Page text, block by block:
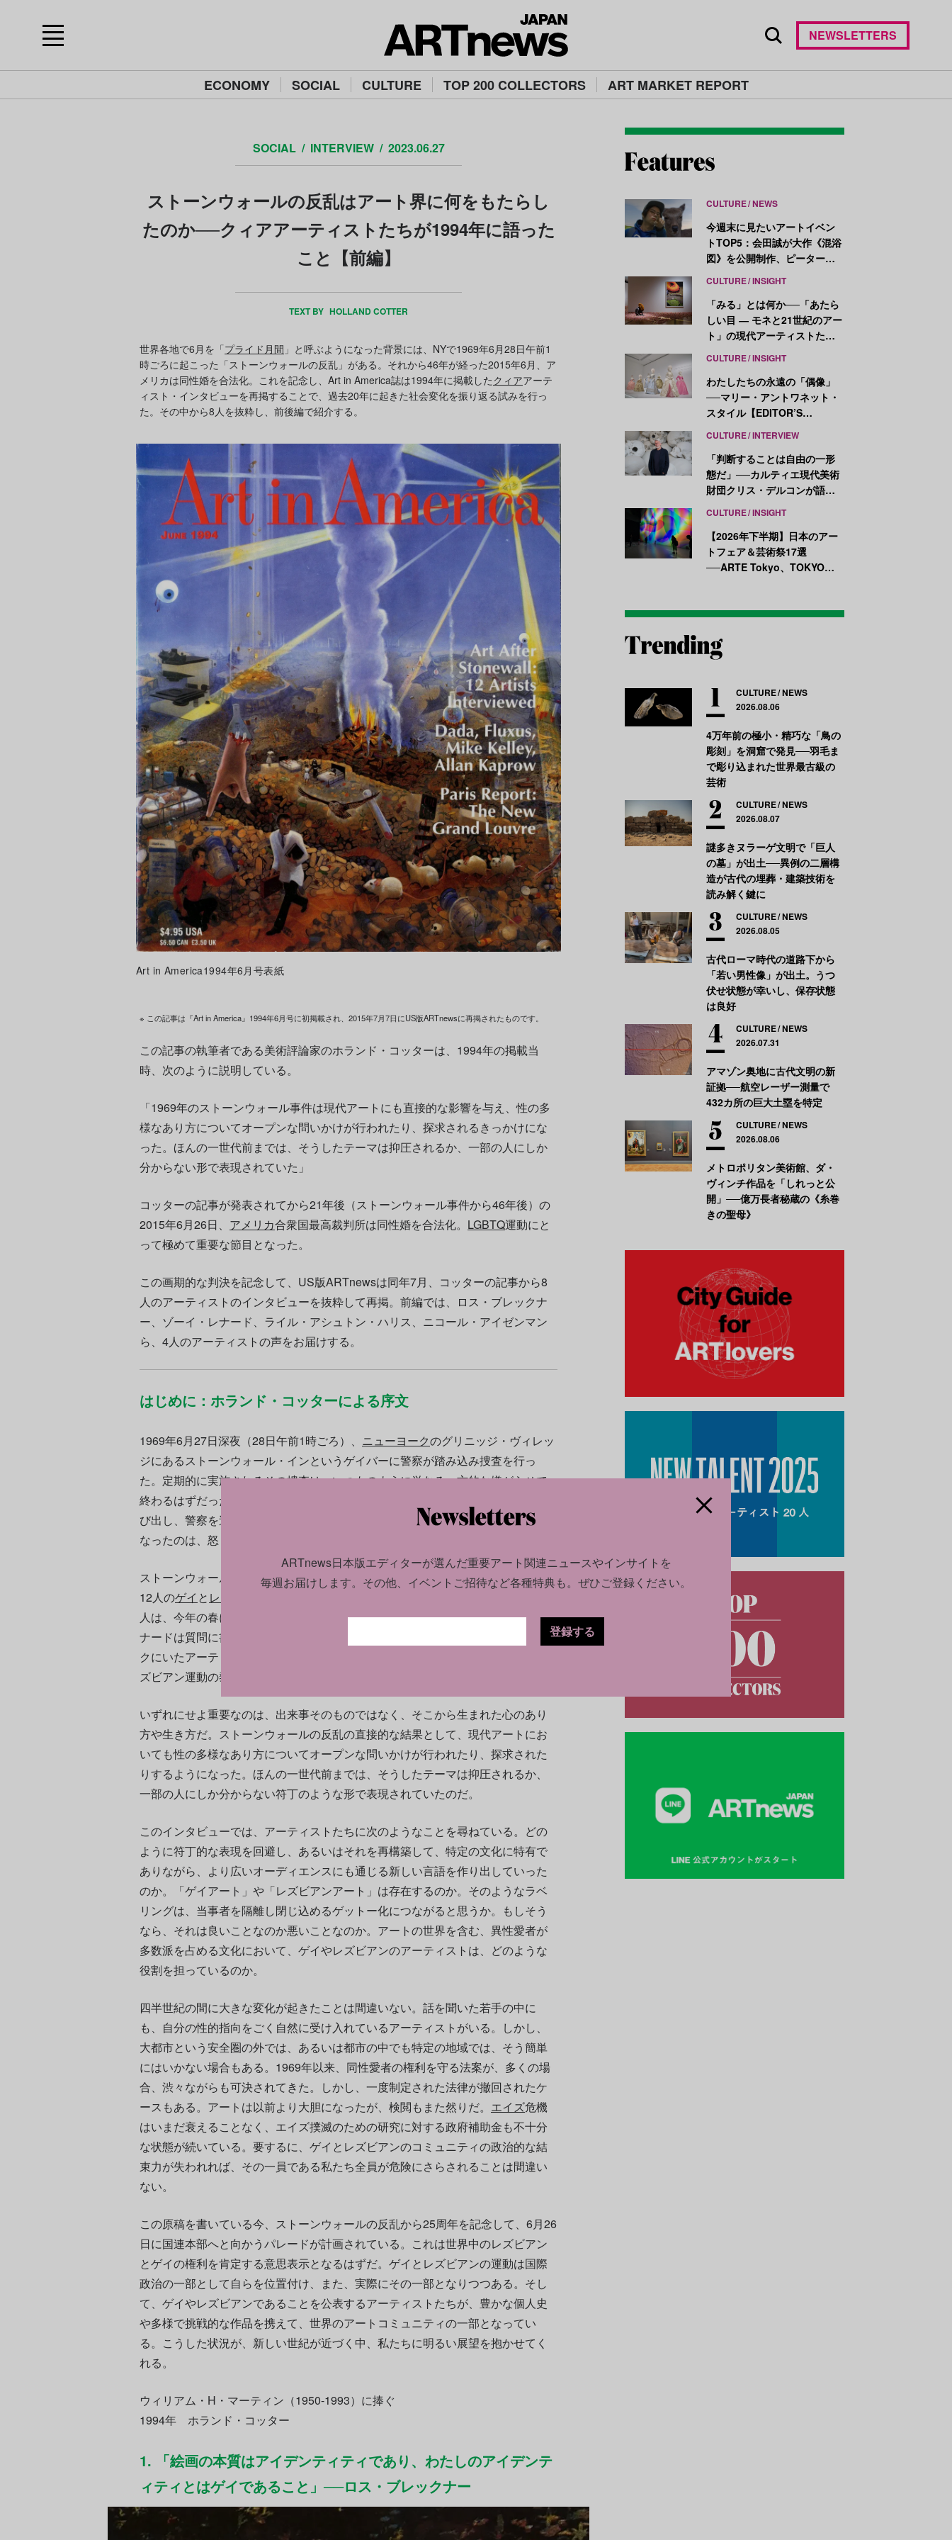
ECONOMY SOCIAL CULTURE TOP 200 COLLECTORS ART MARKET REPORT
NEWSLETTERS
SOCIAL INTERVIEW 2023.06.27
ストーンウォールの反乱はアート界に何をもたらし
たのか──クィアアーティストたちが1994年に語った
こと【前編】
TEXT BY HOLLAND COTTER
世界各地で6月を「プライド月間 」と呼ぶようになった背景には、NYで1969年6月28日午前1
時ごろに起こった「ストーンウォールの反乱」がある。それから46年が経った2015年6月、ア
メリカは同性婚を合法化。これを記念し、Art in America誌は1994年に掲載したクィアアーテ
ィスト・インタビューを再掲することで、過去20年に起きた社会変化を振り返る試みを行っ
た。その中から8人を抜粋し、前後編で紹介する。
Art in America1994年6月号表紙
※ この記事は『Art in America』1994年6月号に初掲載され、2015年7月7日にUS版ARTnewsに再掲されたものです。
この記事の執筆者である美術評論家のホランド・コッターは、1994年の掲載当
時、次のように説明している。
「1969年のストーンウォール事件は現代アートにも直接的な影響を与え、性の多
様なあり方についてオープンな問いかけが行われたり、探求されるきっかけにな
った。ほんの一世代前までは、そうしたテーマは抑圧されるか、一部の人にしか
分からない形で表現されていた」
コッターの記事が発表されてから21年後（ストーンウォール事件から46年後）の
2015年6月26日、 アメリカ合衆国最高裁判所は同性婚を合法化。 LGBTQ運動にと
って極めて重要な節目となった。
この画期的な判決を記念して、US版ARTnewsは同年7月、コッターの記事から8
人のアーティストのインタビューを抜粋して再掲。前編では、ロス・ブレックナ
ー、ゾーイ・レナード、ライル・アシュトン・ハリス、ニコール・アイゼンマン
ら、4人のアーティストの声をお届けする。
はじめに：ホランド・コッターによる序文
1969年6月27日深夜（28日午前1時ごろ）、 ニューヨークのグリニッジ・ヴィレッ
ジにあるストーンウォール・インというゲイバーに警察が踏み込み捜査を行っ
た。定期的に実施されるその捜査は、いつものように単なる一方的な嫌がらせで
終わるはずだったが、この夜はバーにいた男たちが反撃に出た。彼らは通りに飛
び出し、警察を追い払おうと瓶や石を投げつけて戦った。何よりも強力な武器と
なったのは、怒りによって生まれた団結だった。
ストーンウォールの反乱から21年を迎えたこの6月、この出来事を忘れないために
12人のゲイ と レズビアン
人は、今年の春にニューヨークで話を聞き、ドナルド・モフェットとゾーイ・レ
ナードは質問に書面で回答してくれた。彼らの中で、1969年に実際にニューヨー
クにいたアーティストは1人しかいない。また、大半の作家は年齢的に、ゲイとレ
ズビアン運動の黎明期を直接経験しているわけではない。
いずれにせよ重要なのは、出来事そのものではなく、そこから生まれた心のあり
方や生き方だ。ストーンウォールの反乱の直接的な結果として、現代アートにお
いても性の多様なあり方についてオープンな問いかけが行われたり、探求された
りするようになった。ほんの一世代前までは、そうしたテーマは抑圧されるか、
一部の人にしか分からない符丁のような形で表現されていたのだ。
このインタビューでは、アーティストたちに次のようなことを尋ねている。どの
ように符丁的な表現を回避し、あるいはそれを再構築して、特定の文化に特有で
ありながら、より広いオーディエンスにも通じる新しい言語を作り出していった
のか。「ゲイアート」や「レズビアンアート」は存在するのか。そのようなラベ
リングは、当事者を隔離し閉じ込めるゲットー化につながると思うか。もしそう
なら、それは良いことなのか悪いことなのか。アートの世界を含む、異性愛者が
多数派を占める文化において、ゲイやレズビアンのアーティストは、どのような
役割を担っているのか。
四半世紀の間に大きな変化が起きたことは間違いない。話を聞いた若手の中に
も、自分の性的指向をごく自然に受け入れているアーティストがいる。しかし、
大都市という安全圏の外では、あるいは都市の中でも特定の地域では、そう簡単
にはいかない場合もある。1969年以来、同性愛者の権利を守る法案が、多くの場
合、渋々ながらも可決されてきた。しかし、一度制定された法律が撤回されたケ
ースもある。アートは以前より大胆になったが、検閲もまた然りだ。 エイズ危機
はいまだ衰えることなく、エイズ撲滅のための研究に対する政府補助金も不十分
な状態が続いている。要するに、ゲイとレズビアンのコミュニティの政治的な結
束力が失われれば、その一員である私たち全員が危険にさらされることは間違い
ない。
この原稿を書いている今、ストーンウォールの反乱から25周年を記念して、6月26
日に国連本部へと向かうパレードが計画されている。これは世界中のレズビアン
とゲイの権利を肯定する意思表示となるはずだ。ゲイとレズビアンの運動は国際
政治の一部として自らを位置付け、また、実際にその一部となりつつある。そし
て、ゲイやレズビアンであることを公表するアーティストたちが、豊かな個人史
や多様で挑戦的な作品を携えて、世界のアートコミュニティの一部となってい
る。こうした状況が、新しい世紀が近づく中、私たちに明るい展望を抱かせてく
れる。
ウィリアム・H・マーティン（1950-1993）に捧ぐ
1994年 ホランド・コッター
1. 「絵画の本質はアイデンティティであり、わたしのアイデンテ
ィティとはゲイであること」──ロス・ブレックナー
CULTURE NEWS
今週末に見たいアートイベン
トTOP5：会田誠が大作《混浴
図》を公開制作、ピーター・
CULTURE INSIGHT
「みる」とは何か──「あたら
しい目 ― モネと21世紀のアー
ト」の現代アーティストたち
CULTURE INSIGHT
わたしたちの永遠の「偶像」
──マリー・アントワネット・
スタイル【EDITOR’S
CULTURE INTERVIEW
「判断することは自由の一形
態だ」──カルティエ現代美術
財団クリス・デルコンが語
CULTURE INSIGHT
【2026年下半期】日本のアー
トフェア＆芸術祭17選
──ARTE Tokyo、TOKYO
CULTURE NEWS
2026.08.06
4万年前の極小・精巧な「鳥の
彫刻」を洞窟で発見──羽毛ま
で彫り込まれた世界最古級の
芸術
CULTURE NEWS
2026.08.07
謎多きヌラーゲ文明で「巨人
の墓」が出土──異例の二層構
造が古代の埋葬・建築技術を
読み解く鍵に
CULTURE NEWS
2026.08.05
古代ローマ時代の道路下から
「若い男性像」が出土。うつ
伏せ状態が幸いし、保存状態
は良好
CULTURE NEWS
2026.07.31
アマゾン奥地に古代文明の新
証拠──航空レーザー測量で
432カ所の巨大土塁を特定
CULTURE NEWS
2026.08.06
メトロポリタン美術館、ダ・
ヴィンチ作品を「しれっと公
開」──億万長者秘蔵の《糸巻
きの聖母》
ARTnews日本版エディターが選んだ重要アート関連ニュースやインサイトを
毎週お届けします。 その他、イベントご招待など各種特典も。ぜひご登録ください。
登録する